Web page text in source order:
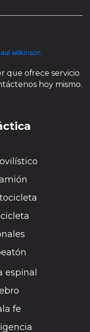
que ofrece servicio
hoy mismo.
espinal
fe